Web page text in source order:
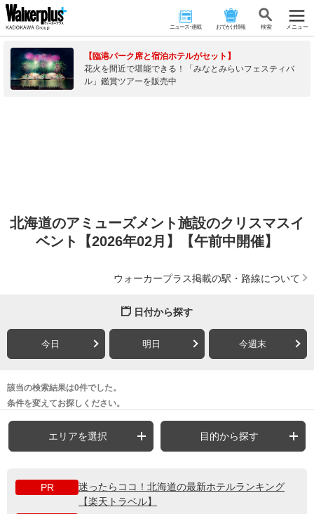
ニュース･連載 おでかけ情報 検 索 メニュー
【臨港パーク席と宿泊ホテルがセット】
花火を間近で堪能できる！「みなとみらいフェスティバ
ル」鑑賞ツアーを販売中
北海道のアミューズメント施設のクリスマスイ
ベント【2026年02月】【午前中開催】
ウォーカープラス掲載の駅・路線について
日付から探す
今日 明日 今週末
該当の検索結果は0件でした。
条件を変えてお探しください。
エリアを選択 目的から探す
PR
迷ったらココ！北海道の最新ホテルランキング
【楽天トラベル】